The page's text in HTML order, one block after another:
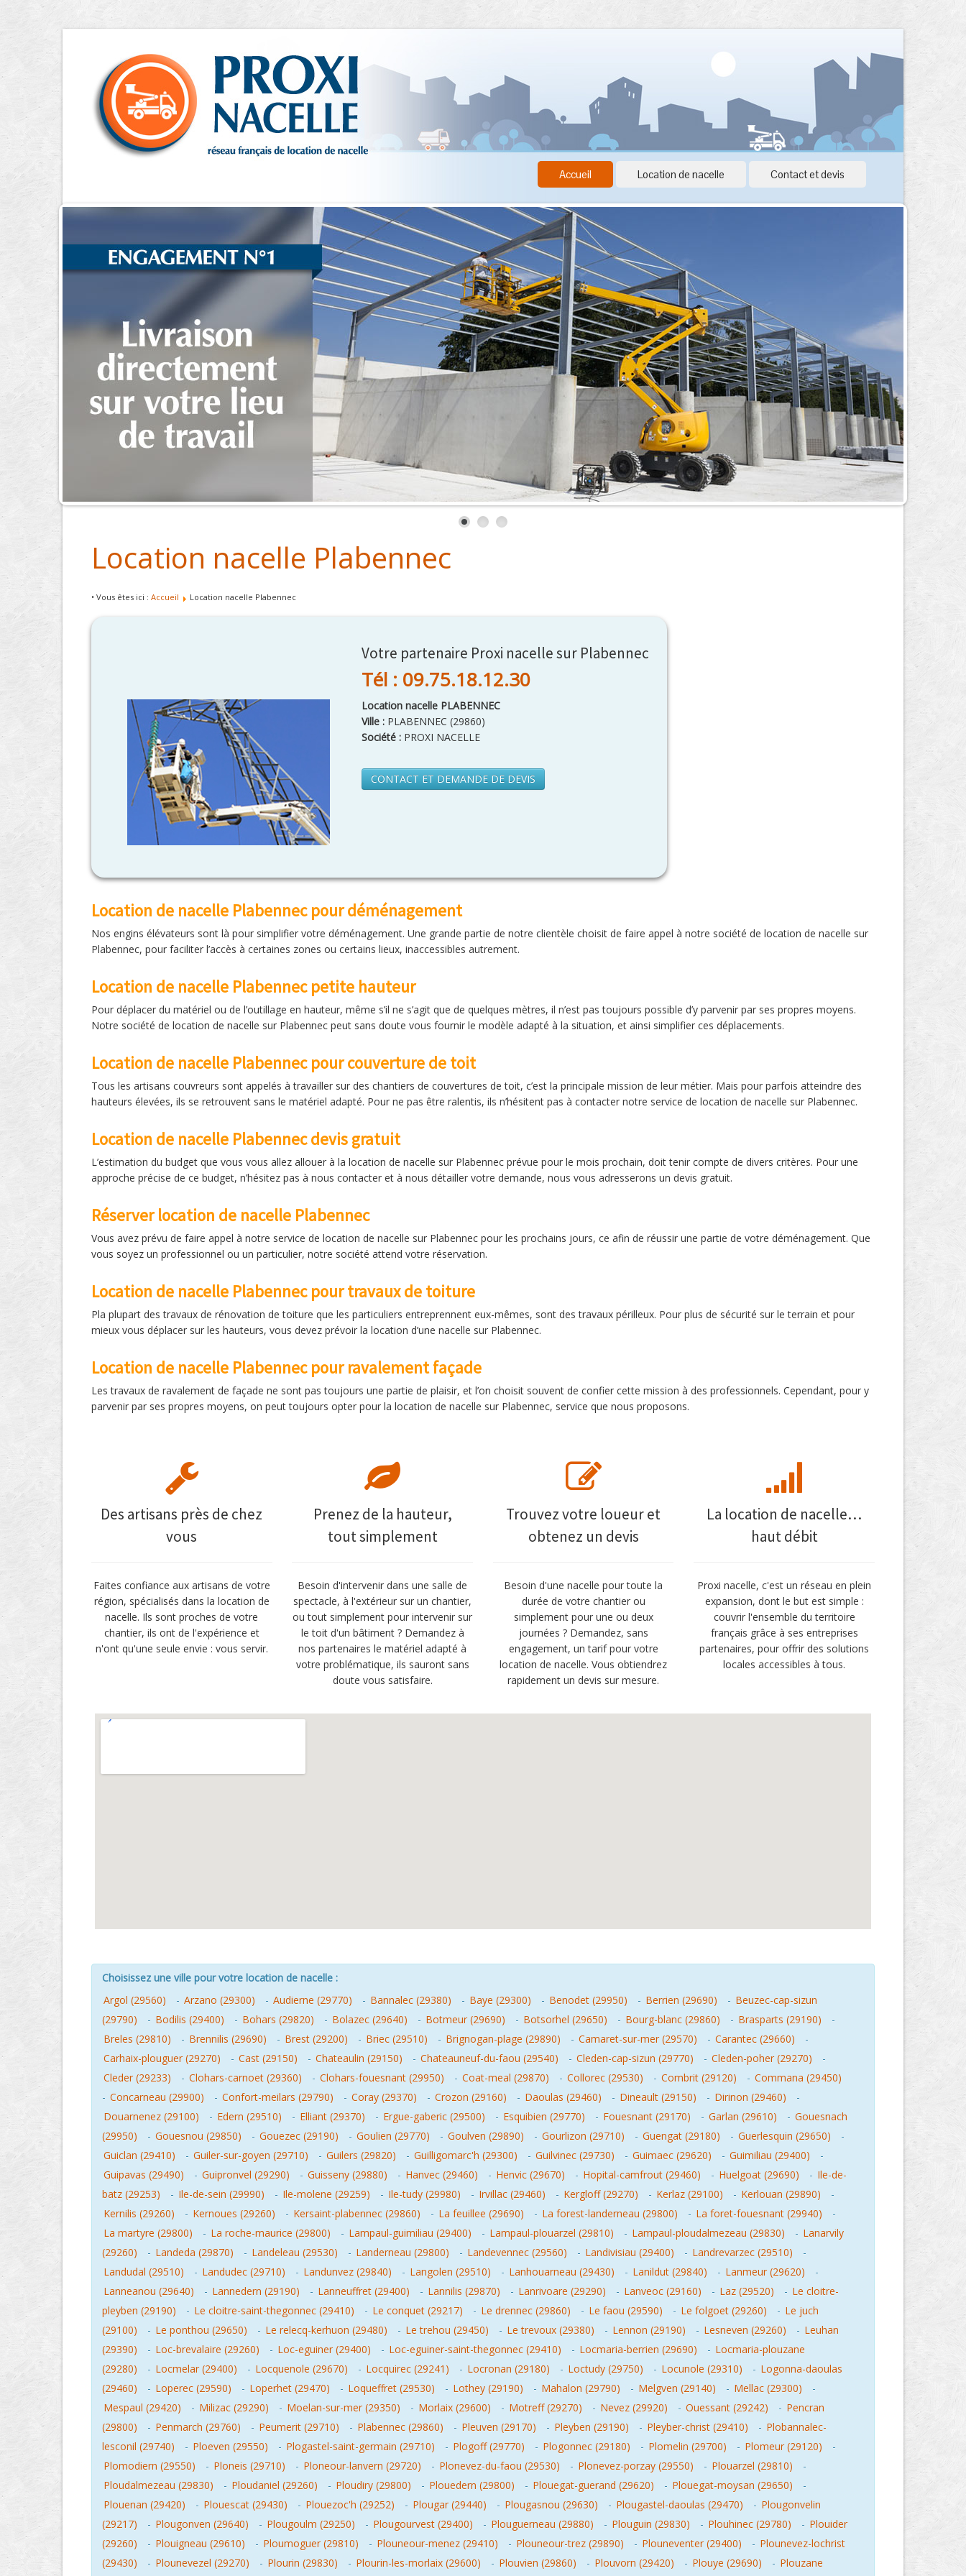
Accueil Location de nacelle Contact et devis
Location nacelle Plabennec
• Vous êtes ici : Accueil Location nacelle Plabennec
Votre partenaire Proxi nacelle sur Plabennec
Tél : 09.75.18.12.30
Location nacelle PLABENNEC
Ville : PLABENNEC (29860)
Société : PROXI NACELLE
CONTACT ET DEMANDE DE DEVIS
Location de nacelle Plabennec pour déménagement
Nos engins élévateurs sont là pour simplifier votre déménagement. Une grande partie de notre clientèle choisit de faire appel à notre société de location de nacelle sur
Plabennec, pour faciliter l’accès à certaines zones ou certains lieux, inaccessibles autrement.
Location de nacelle Plabennec petite hauteur
Pour déplacer du matériel ou de l’outillage en hauteur, même s’il ne s’agit que de quelques mètres, il n’est pas toujours possible d’y parvenir par ses propres moyens.
Notre société de location de nacelle sur Plabennec peut sans doute vous fournir le modèle adapté à la situation, et ainsi simplifier ces déplacements.
Location de nacelle Plabennec pour couverture de toit
Tous les artisans couvreurs sont appelés à travailler sur des chantiers de couvertures de toit, c’est la principale mission de leur métier. Mais pour parfois atteindre des
hauteurs élevées, ils se retrouvent sans le matériel adapté. Pour ne pas être ralentis, ils n’hésitent pas à contacter notre service de location de nacelle sur Plabennec.
Location de nacelle Plabennec devis gratuit
L’estimation du budget que vous vous allez allouer à la location de nacelle sur Plabennec prévue pour le mois prochain, doit tenir compte de divers critères. Pour une
approche précise de ce budget, n’hésitez pas à nous contacter et à nous détailler votre demande, nous vous adresserons un devis gratuit.
Réserver location de nacelle Plabennec
Vous avez prévu de faire appel à notre service de location de nacelle sur Plabennec pour les prochains jours, ce afin de réussir une partie de votre déménagement. Que
vous soyez un professionnel ou un particulier, notre société attend votre réservation.
Location de nacelle Plabennec pour travaux de toiture
Pla plupart des travaux de rénovation de toiture que les particuliers entreprennent eux-mêmes, sont des travaux périlleux. Pour plus de sécurité sur le terrain et pour
mieux vous déplacer sur les hauteurs, vous devez prévoir la location d’une nacelle sur Plabennec.
Location de nacelle Plabennec pour ravalement façade
Les travaux de ravalement de façade ne sont pas toujours une partie de plaisir, et l’on choisit souvent de confier cette mission à des professionnels. Cependant, pour y
parvenir par ses propres moyens, on peut toujours opter pour la location de nacelle sur Plabennec, service que nous proposons.
Des artisans près de chez
vous
Faites confiance aux artisans de votre
région, spécialisés dans la location de
nacelle. Ils sont proches de votre
chantier, ils ont de l'expérience et
n'ont qu'une seule envie : vous servir.
Prenez de la hauteur,
tout simplement
Besoin d'intervenir dans une salle de
spectacle, à l'extérieur sur un chantier,
ou tout simplement pour intervenir sur
le toit d'un bâtiment ? Demandez à
nos partenaires le matériel adapté à
votre problématique, ils sauront sans
doute vous satisfaire.
Trouvez votre loueur et
obtenez un devis
Besoin d'une nacelle pour toute la
durée de votre chantier ou
simplement pour une ou deux
journées ? Demandez, sans
engagement, un tarif pour votre
location de nacelle. Vous obtiendrez
rapidement un devis sur mesure.
La location de nacelle…
haut débit
Proxi nacelle, c'est un réseau en plein
expansion, dont le but est simple :
couvrir l'ensemble du territoire
français grâce à ses entreprises
partenaires, pour offrir des solutions
locales accessibles à tous.
Choisissez une ville pour votre location de nacelle :
Argol (29560)
- Arzano (29300) - Audierne (29770) - Bannalec (29380) - Baye (29300) - Benodet (29950) - Berrien (29690) - Beuzec-cap-sizun
(29790)
- Bodilis (29400) - Bohars (29820) - Bolazec (29640) - Botmeur (29690) - Botsorhel (29650) - Bourg-blanc (29860) - Brasparts (29190)
-
Breles (29810)
- Brennilis (29690) - Brest (29200) - Briec (29510) - Brignogan-plage (29890) - Camaret-sur-mer (29570) - Carantec (29660)
-
Carhaix-plouguer (29270)
- Cast (29150) - Chateaulin (29150) - Chateauneuf-du-faou (29540) - Cleden-cap-sizun (29770) - Cleden-poher (29270)
-
Cleder (29233)
- Clohars-carnoet (29360) - Clohars-fouesnant (29950) - Coat-meal (29870) - Collorec (29530) - Combrit (29120) - Commana (29450)
- Concarneau (29900) - Confort-meilars (29790) - Coray (29370) - Crozon (29160) - Daoulas (29460) - Dineault (29150) - Dirinon (29460)
-
Douarnenez (29100)
- Edern (29510) - Elliant (29370) - Ergue-gaberic (29500) - Esquibien (29770) - Fouesnant (29170) - Garlan (29610) - Gouesnach
(29950)
- Gouesnou (29850) - Gouezec (29190) - Goulien (29770) - Goulven (29890) - Gourlizon (29710) - Guengat (29180) - Guerlesquin (29650)
-
Guiclan (29410)
- Guiler-sur-goyen (29710) - Guilers (29820) - Guilligomarc'h (29300) - Guilvinec (29730) - Guimaec (29620) - Guimiliau (29400)
-
Guipavas (29490)
- Guipronvel (29290) - Guisseny (29880) - Hanvec (29460) - Henvic (29670) - Hopital-camfrout (29460) - Huelgoat (29690) - Ile-de-
batz (29253)
- Ile-de-sein (29990) - Ile-molene (29259) - Ile-tudy (29980) - Irvillac (29460) - Kergloff (29270) - Kerlaz (29100) - Kerlouan (29890)
-
Kernilis (29260)
- Kernoues (29260) - Kersaint-plabennec (29860) - La feuillee (29690) - La forest-landerneau (29800) - La foret-fouesnant (29940)
-
La martyre (29800)
- La roche-maurice (29800) - Lampaul-guimiliau (29400) - Lampaul-plouarzel (29810) - Lampaul-ploudalmezeau (29830) - Lanarvily
(29260)
- Landeda (29870) - Landeleau (29530) - Landerneau (29800) - Landevennec (29560) - Landivisiau (29400) - Landrevarzec (29510)
-
Landudal (29510)
- Landudec (29710) - Landunvez (29840) - Langolen (29510) - Lanhouarneau (29430) - Lanildut (29840) - Lanmeur (29620)
-
Lanneanou (29640)
- Lannedern (29190) - Lanneuffret (29400) - Lannilis (29870) - Lanrivoare (29290) - Lanveoc (29160) - Laz (29520) - Le cloitre-
pleyben (29190)
- Le cloitre-saint-thegonnec (29410) - Le conquet (29217) - Le drennec (29860) - Le faou (29590) - Le folgoet (29260) - Le juch
(29100)
- Le ponthou (29650) - Le relecq-kerhuon (29480) - Le trehou (29450) - Le trevoux (29380) - Lennon (29190) - Lesneven (29260) - Leuhan
(29390)
- Loc-brevalaire (29260) - Loc-eguiner (29400) - Loc-eguiner-saint-thegonnec (29410) - Locmaria-berrien (29690) - Locmaria-plouzane
(29280)
- Locmelar (29400) - Locquenole (29670) - Locquirec (29241) - Locronan (29180) - Loctudy (29750) - Locunole (29310) - Logonna-daoulas
(29460)
- Loperec (29590) - Loperhet (29470) - Loqueffret (29530) - Lothey (29190) - Mahalon (29790) - Melgven (29140) - Mellac (29300)
-
Mespaul (29420)
- Milizac (29290) - Moelan-sur-mer (29350) - Morlaix (29600) - Motreff (29270) - Nevez (29920) - Ouessant (29242) - Pencran
(29800)
- Penmarch (29760) - Peumerit (29710) - Plabennec (29860) - Pleuven (29170) - Pleyben (29190) - Pleyber-christ (29410) - Plobannalec-
lesconil (29740)
- Ploeven (29550) - Plogastel-saint-germain (29710) - Plogoff (29770) - Plogonnec (29180) - Plomelin (29700) - Plomeur (29120)
-
Plomodiern (29550)
- Ploneis (29710) - Ploneour-lanvern (29720) - Plonevez-du-faou (29530) - Plonevez-porzay (29550) - Plouarzel (29810)
-
Ploudalmezeau (29830)
- Ploudaniel (29260) - Ploudiry (29800) - Plouedern (29800) - Plouegat-guerand (29620) - Plouegat-moysan (29650)
-
Plouenan (29420)
- Plouescat (29430) - Plouezoc'h (29252) - Plougar (29440) - Plougasnou (29630) - Plougastel-daoulas (29470) - Plougonvelin
(29217)
- Plougonven (29640) - Plougoulm (29250) - Plougourvest (29400) - Plouguerneau (29880) - Plouguin (29830) - Plouhinec (29780) - Plouider
(29260)
- Plouigneau (29610) - Ploumoguer (29810) - Plouneour-menez (29410) - Plouneour-trez (29890) - Plouneventer (29400) - Plounevez-lochrist
(29430)
- Plounevezel (29270) - Plourin (29830) - Plourin-les-morlaix (29600) - Plouvien (29860) - Plouvorn (29420) - Plouye (29690) - Plouzane